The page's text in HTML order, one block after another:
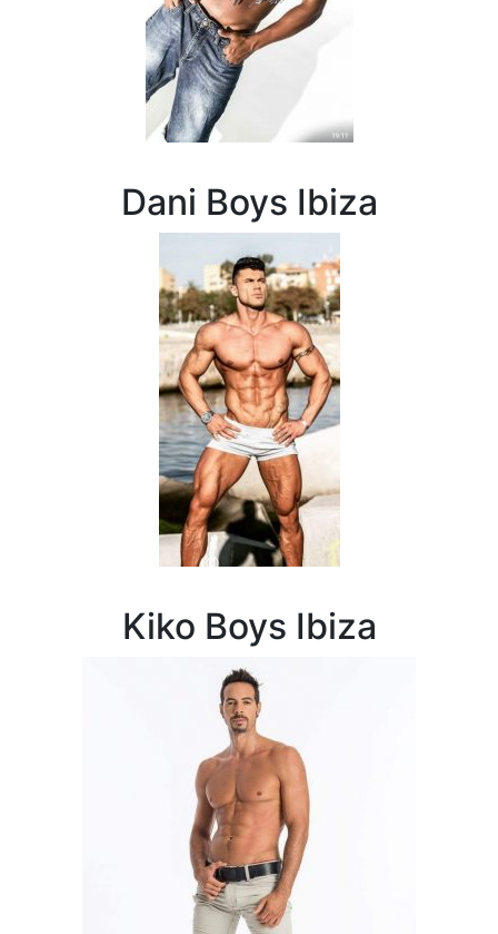
Dani Boys Ibiza
Kiko Boys Ibiza